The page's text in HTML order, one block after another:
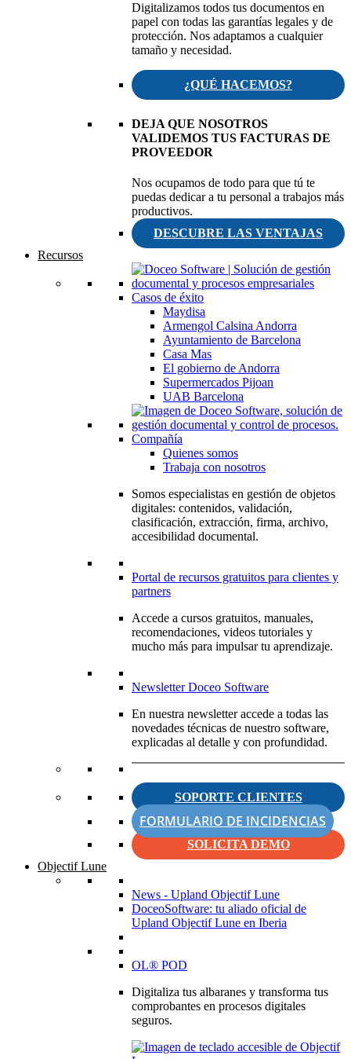
Digitalizamos todos tus documentos en
papel con todas las garantías legales y de
protección. Nos adaptamos a cualquier
tamaño y necesidad.
¿QUÉ HACEMOS?
DEJA QUE NOSOTROS
VALIDEMOS TUS FACTURAS DE
PROVEEDOR
Nos ocupamos de todo para que tú te
puedas dedicar a tu personal a trabajos más
productivos.
DESCUBRE LAS VENTAJAS
Recursos
Casos de éxito
Maydisa
Armengol Calsina Andorra
Ayuntamiento de Barcelona
Casa Mas
El gobierno de Andorra
Supermercados Pijoan
UAB Barcelona
Compañía
Quienes somos
Trabaja con nosotros
Somos especialistas en gestión de objetos
digitales: contenidos, validación,
clasificación, extracción, firma, archivo,
accesibilidad documental.
Portal de recursos gratuitos para clientes y
partners
Accede a cursos gratuitos, manuales,
recomendaciones, videos tutoriales y
mucho más para impulsar tu aprendizaje.
Newsletter Doceo Software
En nuestra newsletter accede a todas las
novedades técnicas de nuestro software,
explicadas al detalle y con profundidad.
SOPORTE CLIENTES
FORMULARIO DE INCIDENCIAS
SOLICITA DEMO
Objectif Lune
News - Upland Objectif Lune
DoceoSoftware: tu aliado oficial de
Upland Objectif Lune en Iberia
OL® POD
Digitaliza tus albaranes y transforma tus
comprobantes en procesos digitales
seguros.